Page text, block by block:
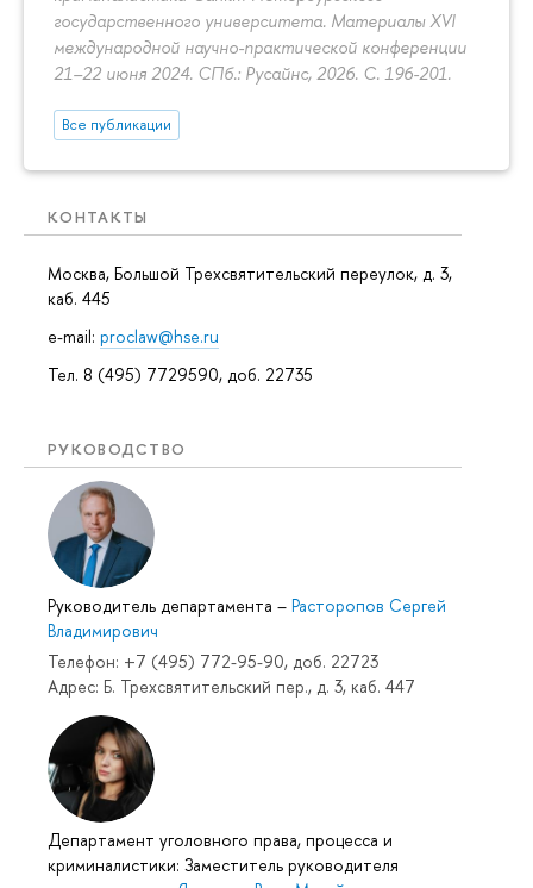
государственного университета. Материалы XVI
международной научно-практической конференции
21–22 июня 2024. СПб.: Русайнс, 2026. С. 196-201.
Все публикации
КОНТАКТЫ
Москва, Большой Трехсвятительский переулок, д. 3,
каб. 445
e-mail: proclaw@hse.ru
Тел. 8 (495) 7729590, доб. 22735
РУКОВОДСТВО
Руководитель департамента – Расторопов Сергей
Владимирович
Телефон: +7 (495) 772-95-90, доб. 22723
Адрес: Б. Трехсвятительский пер., д. 3, каб. 447
Департамент уголовного права, процесса и
криминалистики: Заместитель руководителя